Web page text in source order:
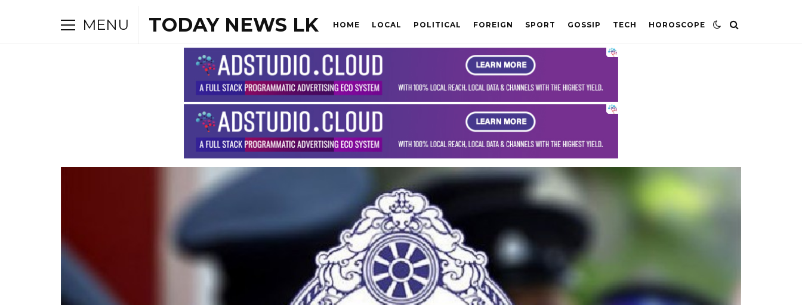
MENU TODAY NEWS LK HOME LOCAL POLITICAL FOREIGN SPORT GOSSIP TECH HOROSCOPE